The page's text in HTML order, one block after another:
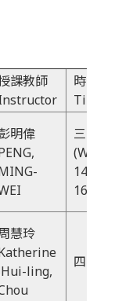
課教師
時間
Time
明偉
三FG
(Wed)
14:30-
16:20
慧玲
ling,
四234